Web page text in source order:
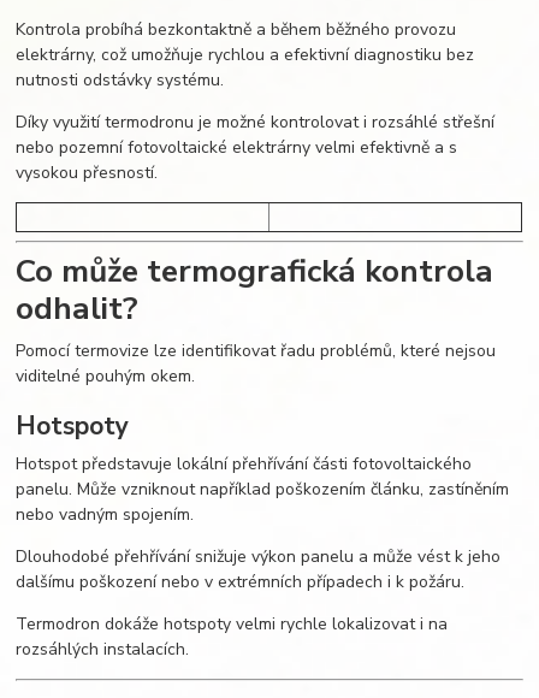
Kontrola probíhá bezkontaktně a během běžného provozu
elektrárny, což umožňuje rychlou a efektivní diagnostiku bez
nutnosti odstávky systému.
Díky využití termodronu je možné kontrolovat i rozsáhlé střešní
nebo pozemní fotovoltaické elektrárny velmi efektivně a s
vysokou přesností.
Co může termografická kontrola
odhalit?
Pomocí termovize lze identifikovat řadu problémů, které nejsou
viditelné pouhým okem.
Hotspoty
Hotspot představuje lokální přehřívání části fotovoltaického
panelu. Může vzniknout například poškozením článku, zastíněním
nebo vadným spojením.
Dlouhodobé přehřívání snižuje výkon panelu a může vést k jeho
dalšímu poškození nebo v extrémních případech i k požáru.
Termodron dokáže hotspoty velmi rychle lokalizovat i na
rozsáhlých instalacích.